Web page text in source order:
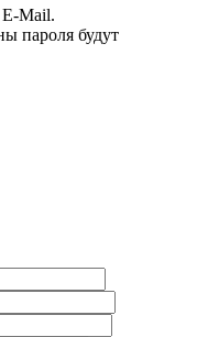
Mail.
пароля будут